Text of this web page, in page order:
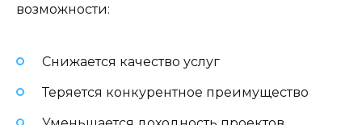
возможности:
Снижается качество услуг
Теряется конкурентное преимущество